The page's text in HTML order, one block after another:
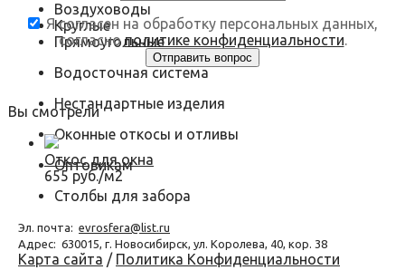
Я согласен на обработку персональных данных,
согласнополитике конфиденциальности.
Вы смотрели
Откос для окна
655 руб./м2
Воздуховоды
Круглые
Прямоугольные
Водосточная система
Нестандартные изделия
Оконные откосы и отливы
Оптовикам
Столбы для забора
Эл. почта: evrosfera@list.ru
Адрес: 630015, г. Новосибирск, ул. Королева, 40, кор. 38
Карта сайта / Политика Конфиденциальности